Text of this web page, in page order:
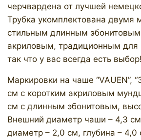
черчвардена от лучшей
Трубка укомплектована двумя
стильным длинным эбонитовым
акриловым, традиционным для
так что у вас всегда есть выбор!
Маркировки на чаше “VAUEN”,
см с коротким акриловым
см с длинным эбонитовым,
Внешний диаметр чаши – 4,3
диаметр – 2,0 см, глубина – 4,0